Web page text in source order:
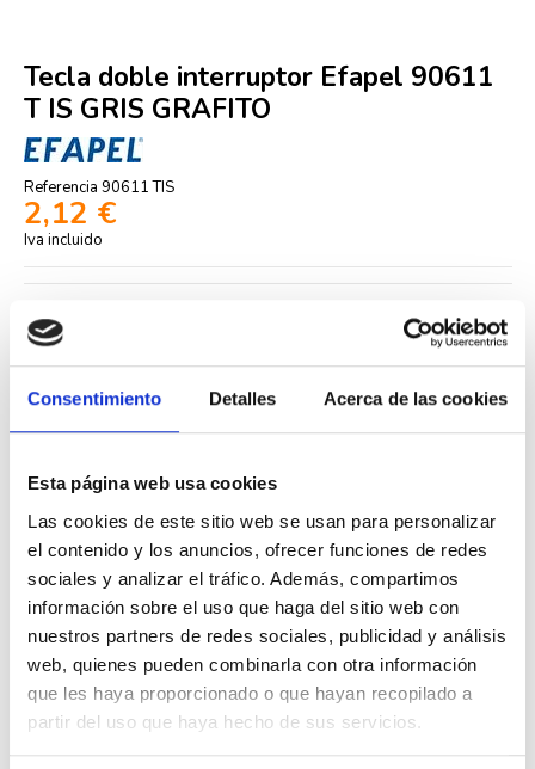
Consentimiento Detalles Acerca de las cookies
Esta página web usa cookies
Las cookies de este sitio web se usan para personalizar
el contenido y los anuncios, ofrecer funciones de redes
sociales y analizar el tráfico. Además, compartimos
información sobre el uso que haga del sitio web con
nuestros partners de redes sociales, publicidad y análisis
web, quienes pueden combinarla con otra información
que les haya proporcionado o que hayan recopilado a
partir del uso que haya hecho de sus servicios.
Tecla doble interruptor Efapel 90611
T IS GRIS GRAFITO
Referencia 90611 TIS
2,12 €
Iva incluido
Latecla para doble interruptor doble Efapel Logus 90
referencia 90611 TISen color gris grafito permite controlar dos
circuitos independientes desde un mismo punto. Se instala sobre
mecanismos Mec 21 compatibles como interruptores, conmutadores,
cruzamientos y pulsadores.
Esta tecla funciona con los siguientes mecanismos Mec 21:
Interruptores ref. 21011 y 21021
Cruzamientos ref. 21071 y 21075
Pulsadores ref. 21051, 21151 y 21150
No es compatible con mecanismos de doble cruzamiento. El acabado en
gris grafito aporta un aspecto moderno que combina bien con diferentes